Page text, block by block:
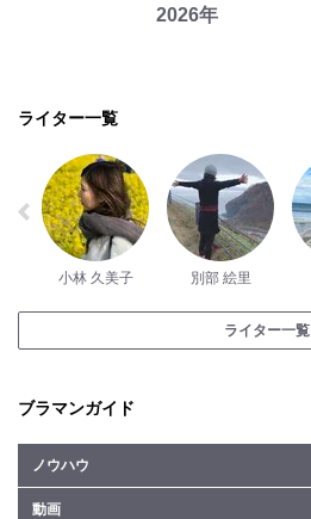
2026年
ライター一覧
小林 久美子 別部 絵里
ライター一覧
ブラマンガイド
ノウハウ
動画